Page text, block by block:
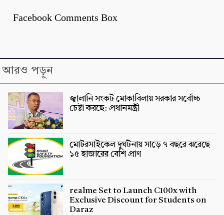
Facebook Comments Box
আরও পড়ুন
জ্বালানি সংকট মোকাবিলায় সরকার সর্বোচ্চ
চেষ্টা করছে: প্রধানমন্ত্রী
মোটরসাইকেল দুর্ঘটনায় সাড়ে ৭ বছরে ঝরেছে
১৫ হাজারের বেশি প্রাণ
realme Set to Launch C100x with
Exclusive Discount for Students on
Daraz